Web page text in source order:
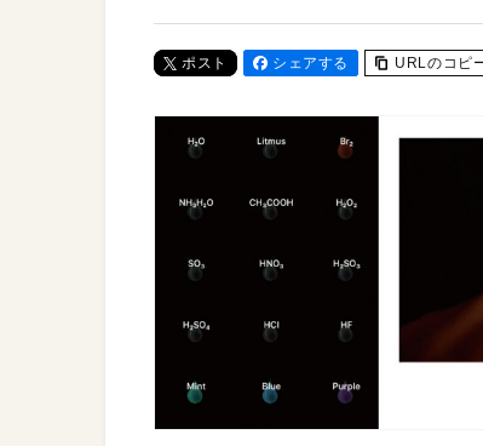
ポスト シェアする URLのコピ